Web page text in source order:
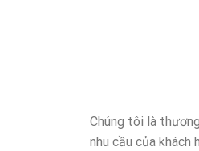
Chúng tôi là
nhu cầu của